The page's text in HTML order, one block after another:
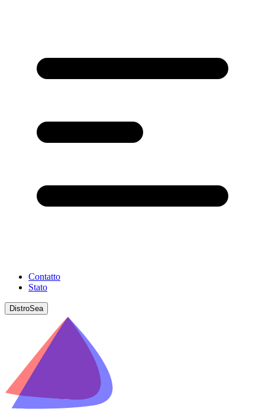
Contatto
Stato
DistroSea